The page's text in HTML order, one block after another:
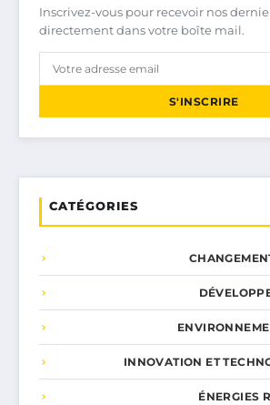
Inscrivez-vous pour recevoir nos
directement dans votre boîte mail.
S'INSCRIRE
CATÉGORIES
INNOVATION ET
ÉNERGIES